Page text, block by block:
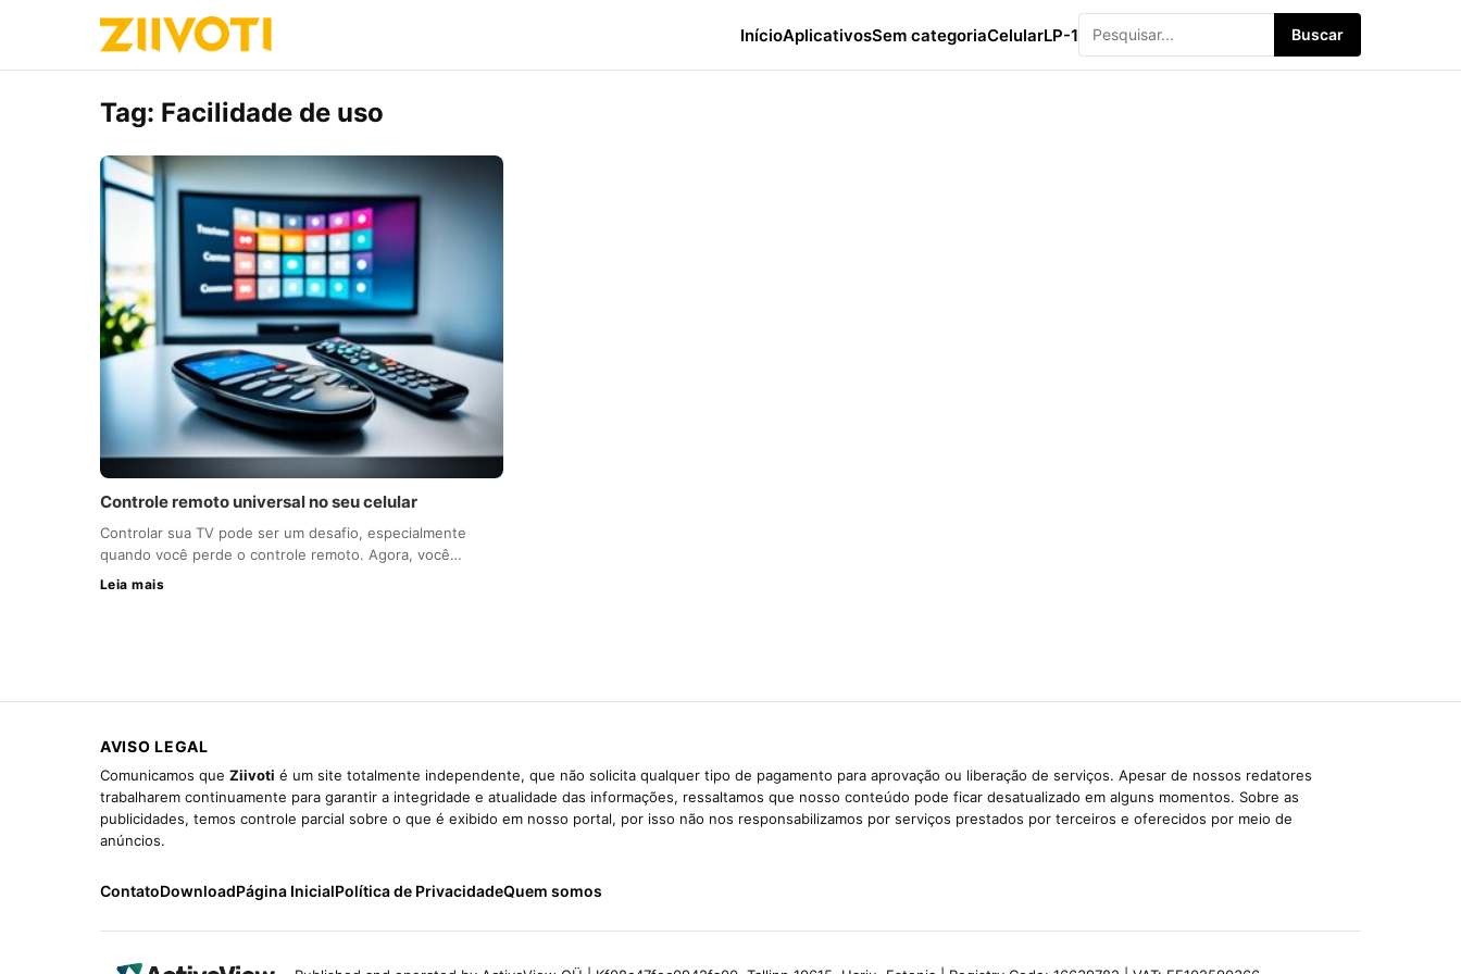
InícioAplicativosSem categoriaCelularLP-1 Buscar
Tag: Facilidade de uso
Controle remoto universal no seu celular
Controlar sua TV pode ser um desafio, especialmente
quando você perde o controle remoto. Agora, você…
Leia mais
AVISO LEGAL
Comunicamos que Ziivoti é um site totalmente independente, que não solicita qualquer tipo de pagamento para aprovação ou liberação de serviços. Apesar de nossos redatores
trabalharem continuamente para garantir a integridade e atualidade das informações, ressaltamos que nosso conteúdo pode ficar desatualizado em alguns momentos. Sobre as
publicidades, temos controle parcial sobre o que é exibido em nosso portal, por isso não nos responsabilizamos por serviços prestados por terceiros e oferecidos por meio de
anúncios.
ContatoDownloadPágina InicialPolítica de PrivacidadeQuem somos